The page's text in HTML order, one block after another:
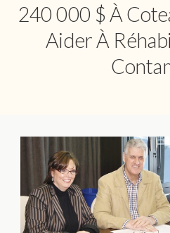
240 000 $ À
Aider À